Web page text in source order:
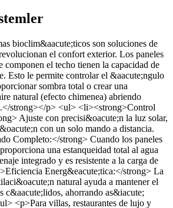
bioclim&aacute;ticos son soluciones de
el confort exterior. Los paneles
componen el techo tienen la capacidad de
Esto le permite controlar el &aacute;ngulo
sombra total o crear una
natural (efecto chimenea) abriendo
strong></p> <ul> <li><strong>Control
Ajuste con precisi&oacute;n la luz solar,
con un solo mando a distancia.
Completo:</strong> Cuando los paneles
una estanqueidad total al agua
integrado y es resistente a la carga de
Energ&eacute;tica:</strong> La
natural ayuda a mantener el
c&aacute;lidos, ahorrando as&iacute;
<p>Para villas, restaurantes de lujo y